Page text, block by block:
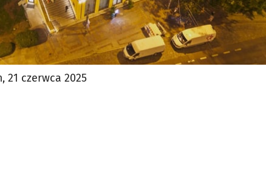
21 czerwca 2025